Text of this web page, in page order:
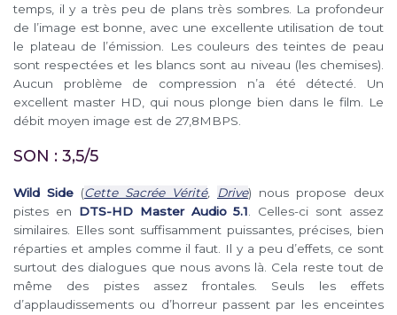
temps, il y a très peu de plans très sombres. La profondeur
de l’image est bonne, avec une excellente utilisation de tout
le plateau de l’émission. Les couleurs des teintes de peau
sont respectées et les blancs sont au niveau (les chemises).
Aucun problème de compression n’a été détecté. Un
excellent master HD, qui nous plonge bien dans le film. Le
débit moyen image est de 27,8MBPS.
SON : 3,5/5
Wild Side (Cette Sacrée Vérité, Drive) nous propose deux
pistes en DTS-HD Master Audio 5.1 . Celles-ci sont assez
similaires. Elles sont suffisamment puissantes, précises, bien
réparties et amples comme il faut. Il y a peu d’effets, ce sont
surtout des dialogues que nous avons là. Cela reste tout de
même des pistes assez frontales. Seuls les effets
d’applaudissements ou d’horreur passent par les enceintes